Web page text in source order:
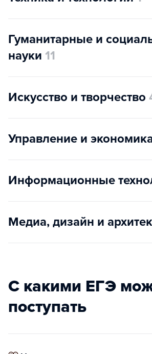
Гуманитарные и
науки 11
Искусство и творчество
Управление и
Информационные
Медиа, дизайн и
С какими ЕГЭ
поступать